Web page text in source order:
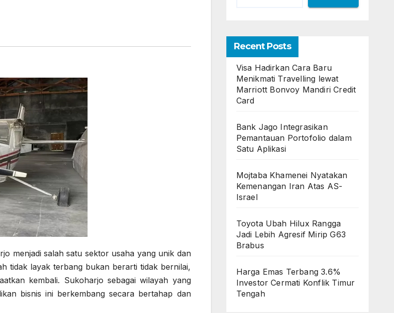
menjadi salah satu sektor usaha yang unik dan
tidak layak terbang bukan berarti tidak bernilai,
kembali. Sukoharjo sebagai wilayah yang
bisnis ini berkembang secara bertahap dan
Recent Posts
Visa Hadirkan Cara Baru
Menikmati Travelling lewat
Marriott Bonvoy Mandiri Credit
Card
Bank Jago Integrasikan
Pemantauan Portofolio dalam
Satu Aplikasi
Mojtaba Khamenei Nyatakan
Kemenangan Iran Atas AS-
Israel
Toyota Ubah Hilux Rangga
Jadi Lebih Agresif Mirip G63
Brabus
Harga Emas Terbang 3.6%
Investor Cermati Konflik Timur
Tengah